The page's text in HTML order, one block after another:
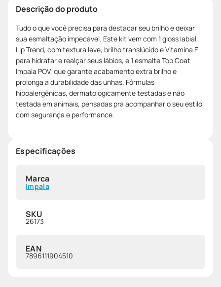
Descrição do produto
Tudo o que você precisa para destacar seu brilho e deixar
sua esmaltação impecável. Este kit vem com 1 gloss labial
Lip Trend, com textura leve, brilho translúcido e Vitamina E
para hidratar e realçar seus lábios, e 1 esmalte Top Coat
Impala POV, que garante acabamento extra brilho e
prolonga a durabilidade das unhas. Fórmulas
hipoalergênicas, dermatologicamente testadas e não
testada em animais, pensadas pra acompanhar o seu estilo
com segurança e performance.
Especificações
Marca
Impala
SKU
26173
EAN
7896111904510